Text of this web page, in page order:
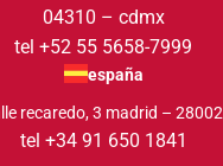
04310 – cdmx
tel +52 55 5658-7999
españa
recaredo, 3 madrid – 28002
tel +34 91 650 1841